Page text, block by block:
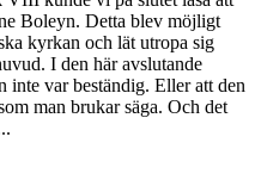
Boleyn. Detta blev möjligt
kyrkan och lät utropa sig
I den här avslutande
inte var beständig. Eller att den
man brukar säga. Och det